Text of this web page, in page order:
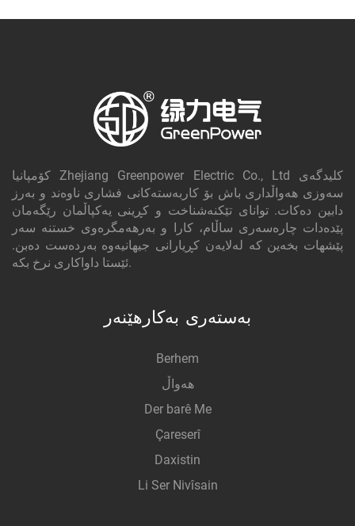
کۆمپانیا Zhejiang Greenpower Electric Co., Ltd کلیدگه‌ی
سەوزی هەواڵداری باش بۆ کاربەستەکانی فشاری ناوەند و بەرز
دابین دەکات. توانای تێکنەشناخت و کڕینی یەکپاڵمان رێگەمان
پێدەدات چارەسەری ساڵام، کارا و بەرهەمگرەوی خستنە سەر
پێشهات بخەین کە لەلایەن کڕیارانی جیهانیەوە بەردەست دەبن.
ئێستا داواکاری نرخ بکە.
بەستەری بەکارهێنەر
Berhem
هەواڵ
Der barê Me
Çareserî
Daxistin
Li Ser Nivîsain